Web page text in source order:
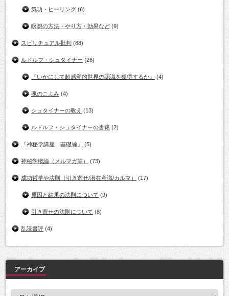
気功・ヒーリング (6)
瞑想の方法・やり方・効果など (9)
スピリチュアル批判 (88)
ルドルフ・シュタイナー (26)
『いかにして超感覚的世界の認識を獲得するか』 (4)
魂のこよみ (4)
シュタイナーの教え (13)
ルドルフ・シュタイナーの書籍 (2)
『神秘学講座 基礎編』 (5)
神秘学概論（メルマガ等） (73)
成功哲学や法則（引き寄せ/潜在意識/カルマ） (17)
原因と結果の法則について (9)
引き寄せの法則について (8)
乱読書評 (4)
アーカイブ
ア